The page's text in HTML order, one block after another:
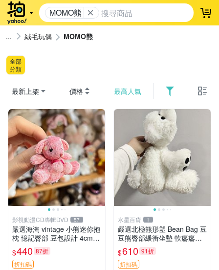
MOMO熊 登
絨毛玩偶 MOMO熊
全部
分類
最新上架 價格 最高人氣
影視動漫CD專輯DVD 57
嚴選海淘 vintage 小熊迷你抱
枕 憶記臀部 豆包設計 4cm
高 推薦收藏 迷你豆包小熊、
高臀部、豆袋抱枕
$440 87折
折扣碼
水星百貨 1
嚴選北極熊形塑 Bean Bag 豆
豆熊臀部緩衝坐墊 軟癟癟舒
壓設計 保暖又實用 適合久坐
放松 推薦居家使用 RUSS系
列 豆豆熊屁屁坐墊 3D顆粒結
$610 91折
折扣碼